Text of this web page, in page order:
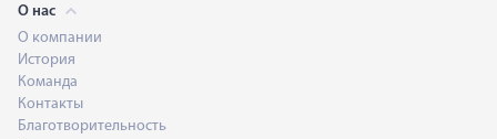
О нас
О компании
История
Команда
Контакты
Благотворительность